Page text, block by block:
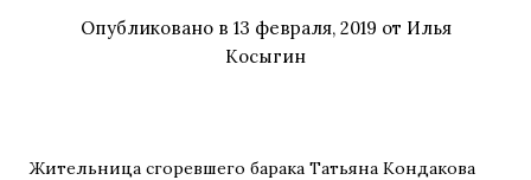
Опубликовано в 13 февраля, 2019 от Илья
Косыгин
Жительница сгоревшего барака Татьяна Кондакова